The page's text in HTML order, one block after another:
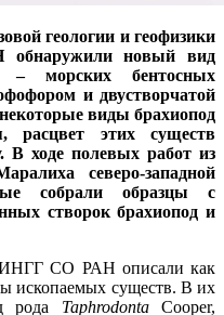
геологии и геофизики
новый вид
– морских бентосных
и двустворчатой
виды брахиопод
расцвет этих существ
В ходе полевых работ из
северо-западной
собрали образцы с
створок брахиопод и
ИНГГ СО РАН описали как
ископаемых существ. В их
рода TaphrodontaCooper,